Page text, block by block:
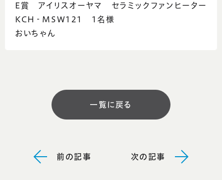
E賞 アイリスオーヤマ セラミックファンヒーター
KCH‐MSW121 1名様
おいちゃん
一覧に戻る
前の記事 次の記事